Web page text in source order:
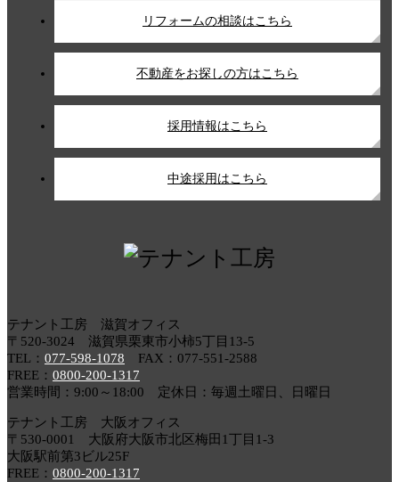
リフォームの相談はこちら
不動産をお探しの方はこちら
採用情報はこちら
中途採用はこちら
テナント工房 滋賀オフィス
〒520-3024 滋賀県栗東市小柿5丁目13-5
TEL： 077-598-1078 FAX：077-551-2588
FREE： 0800-200-1317
営業時間：9:00～18:00 定休日：毎週土曜日、日曜日
テナント工房 大阪オフィス
〒530-0001 大阪府大阪市北区梅田1丁目1-3
大阪駅前第3ビル25F
FREE： 0800-200-1317